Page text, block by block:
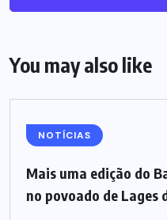
You may also like
NOTÍCIAS
Mais uma edição do
no povoado de Lages